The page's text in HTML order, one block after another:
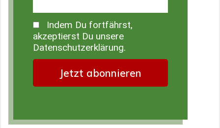
Indem Du fortfährst,
akzeptierst Du unsere
Datenschutzerklärung.